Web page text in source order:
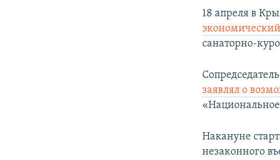
18 апреля в
санаторно-
заявлял о
Накануне
незаконного